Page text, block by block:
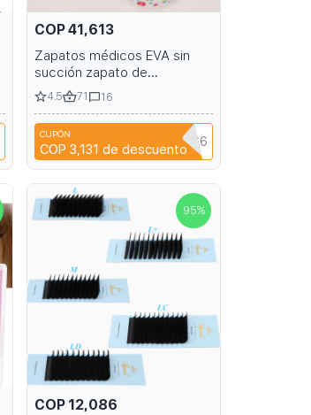
COP 41,613
Zapatos médicos EVA sin
succión zapato de
laboratorio doctor zapato de
enfermera zapatilla
quirúrgica zapatilla informal
de playa de mujer para uso
interior y trabajo
4.5 71 16
CUPÓN
COP 3,131 de descuento
NIANCI66
95%
COP 12,086